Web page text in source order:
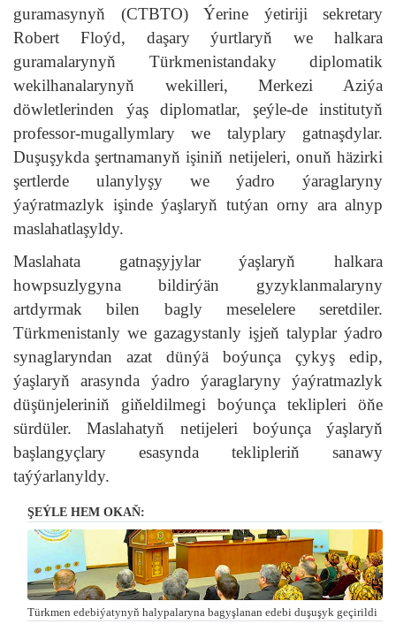
guramasynyň (CTBTO) Ýerine ýetiriji sekretary
Robert Floýd, daşary ýurtlaryň we halkara
guramalarynyň Türkmenistandaky diplomatik
wekilhanalarynyň wekilleri, Merkezi Aziýa
döwletlerinden ýaş diplomatlar, şeýle-de institutyň
professor-mugallymlary we talyplary gatnaşdylar.
Duşuşykda şertnamanyň işiniň netijeleri, onuň häzirki
şertlerde ulanylyşy we ýadro ýaraglaryny
ýaýratmazlyk işinde ýaşlaryň tutýan orny ara alnyp
maslahatlaşyldy.
Maslahata gatnaşyjylar ýaşlaryň halkara
howpsuzlygyna bildirýän gyzyklanmalaryny
artdyrmak bilen bagly meselelere seretdiler.
Türkmenistanly we gazagystanly işjeň talyplar ýadro
synaglaryndan azat dünýä boýunça çykyş edip,
ýaşlaryň arasynda ýadro ýaraglaryny ýaýratmazlyk
düşünjeleriniň giňeldilmegi boýunça teklipleri öňe
sürdüler. Maslahatyň netijeleri boýunça ýaşlaryň
başlangyçlary esasynda teklipleriň sanawy
taýýarlanyldy.
ŞEÝLE HEM OKAŇ:
Türkmen edebiýatynyň halypalaryna bagyşlanan edebi duşuşyk geçirildi